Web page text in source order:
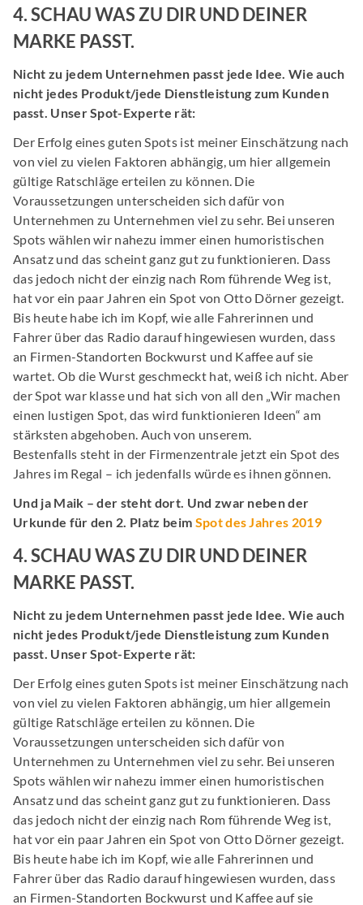
4. SCHAU WAS ZU DIR UND DEINER
MARKE PASST.
Nicht zu jedem Unternehmen passt jede Idee. Wie auch
nicht jedes Produkt/jede Dienstleistung zum Kunden
passt. Unser Spot-Experte rät:
Der Erfolg eines guten Spots ist meiner Einschätzung nach
von viel zu vielen Faktoren abhängig, um hier allgemein
gültige Ratschläge erteilen zu können. Die
Voraussetzungen unterscheiden sich dafür von
Unternehmen zu Unternehmen viel zu sehr. Bei unseren
Spots wählen wir nahezu immer einen humoristischen
Ansatz und das scheint ganz gut zu funktionieren. Dass
das jedoch nicht der einzig nach Rom führende Weg ist,
hat vor ein paar Jahren ein Spot von Otto Dörner gezeigt.
Bis heute habe ich im Kopf, wie alle Fahrerinnen und
Fahrer über das Radio darauf hingewiesen wurden, dass
an Firmen-Standorten Bockwurst und Kaffee auf sie
wartet. Ob die Wurst geschmeckt hat, weiß ich nicht. Aber
der Spot war klasse und hat sich von all den „Wir machen
einen lustigen Spot, das wird funktionieren Ideen“ am
stärksten abgehoben. Auch von unserem.
Bestenfalls steht in der Firmenzentrale jetzt ein Spot des
Jahres im Regal – ich jedenfalls würde es ihnen gönnen.
Und ja Maik – der steht dort. Und zwar neben der
Urkunde für den 2. Platz beim Spot des Jahres 2019
4. SCHAU WAS ZU DIR UND DEINER
MARKE PASST.
Nicht zu jedem Unternehmen passt jede Idee. Wie auch
nicht jedes Produkt/jede Dienstleistung zum Kunden
passt. Unser Spot-Experte rät:
Der Erfolg eines guten Spots ist meiner Einschätzung nach
von viel zu vielen Faktoren abhängig, um hier allgemein
gültige Ratschläge erteilen zu können. Die
Voraussetzungen unterscheiden sich dafür von
Unternehmen zu Unternehmen viel zu sehr. Bei unseren
Spots wählen wir nahezu immer einen humoristischen
Ansatz und das scheint ganz gut zu funktionieren. Dass
das jedoch nicht der einzig nach Rom führende Weg ist,
hat vor ein paar Jahren ein Spot von Otto Dörner gezeigt.
Bis heute habe ich im Kopf, wie alle Fahrerinnen und
Fahrer über das Radio darauf hingewiesen wurden, dass
an Firmen-Standorten Bockwurst und Kaffee auf sie